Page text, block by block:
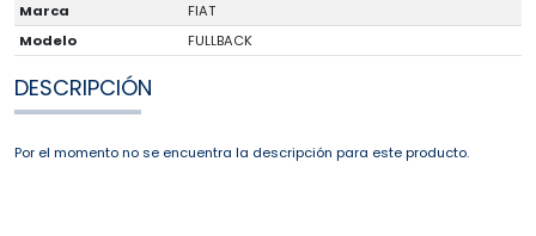
Marca
FIAT
Modelo
FULLBACK
DESCRIPCIÓN
Por el momento no se encuentra la descripción para este producto.